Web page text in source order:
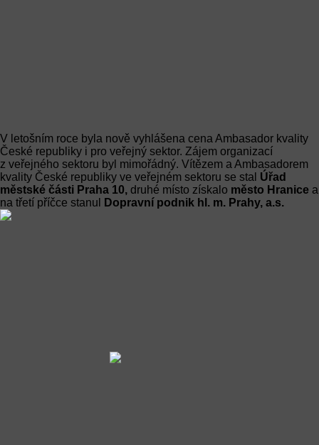
V letošním roce byla nově vyhlášena cena Ambasador kvality
České republiky i pro veřejný sektor. Zájem organizací
z veřejného sektoru byl mimořádný. Vítězem a Ambasadorem
kvality České republiky ve veřejném sektoru se stal Úřad
městské části Praha 10, druhé místo získalo město Hranice a
na třetí příčce stanul
Dopravní podnik hl. m. Prahy, a.s.